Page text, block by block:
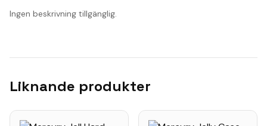
Ingen beskrivning tillgänglig.
Liknande produkter